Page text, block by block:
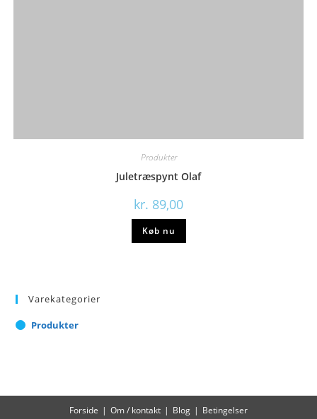
Produkter
Juletræspynt Olaf
kr. 89,00
Køb nu
Varekategorier
Produkter
Forside Om / kontakt Blog Betingelser